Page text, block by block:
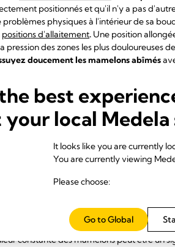
positionnés et qu'il n'y a pas
physiques à l'intérieur de sa
positions d'allaitement. Une position
pression des zones les plus douloureuses
doucement les mamelons abîmés
une infection.
à l'air libre
ou tamponnez-les
propage généralement en milieu humide.
fuites de lait et n'oubliez pas de les changer
Soulagez la douleur et la sécheresse
gouttes de votre propre lait
tétée. Vous pouvez également tester
rafraîchissent et soulagent
coupellespermettent d'éviter que
s'atténue généralement après
devient plus efficace.
de santé,
une consultante en
constante des mamelons peut être un
best
local Medela
It looks like you are currently
You are currently viewing
Please choose:
Go to Global